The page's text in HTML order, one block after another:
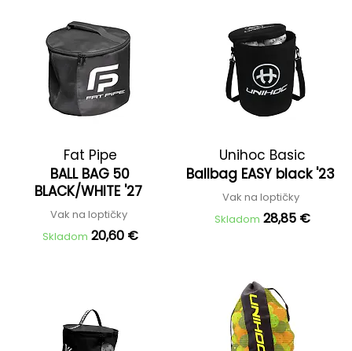
Fat Pipe
BALL BAG 50
BLACK/WHITE '27
Vak na loptičky
Skladom 20,60 €
Unihoc Basic
Ballbag EASY black '23
Vak na loptičky
Skladom 28,85 €